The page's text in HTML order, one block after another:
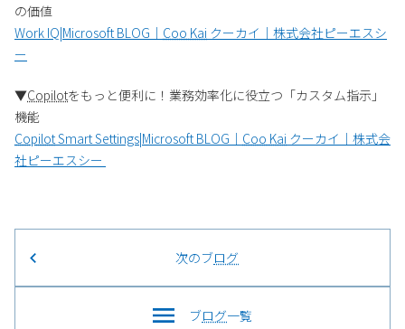
の価値
Work IQ|Microsoft BLOG｜ Coo Kai クーカイ｜株式会社ピーエスシ
ー
▼Copilotをもっと便利に！業務効率化に役立つ「カスタム指示」
機能
CopilotSmart Settings|Microsoft BLOG｜ Coo Kai クーカイ｜株式会
社ピーエスシー
次のブログ
ブログ一覧